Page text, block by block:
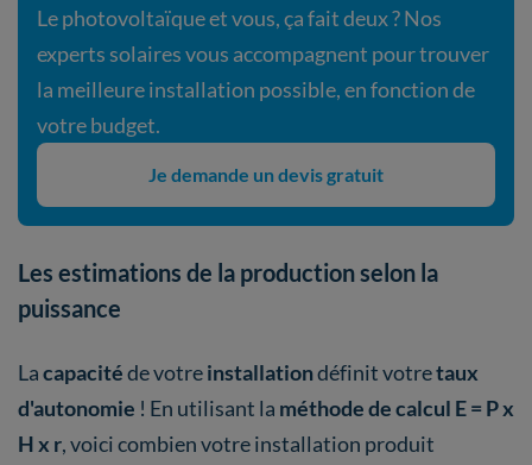
Le photovoltaïque et vous, ça fait deux ? Nos
experts solaires vous accompagnent pour trouver
la meilleure installation possible, en fonction de
votre budget.
Je demande un devis gratuit
Les estimations de la production selon la
puissance
Lacapacitéde votreinstallationdéfinit votretaux
d'autonomie ! En utilisant la méthode de calcul E = P x
H x r, voici combien votre installation produit